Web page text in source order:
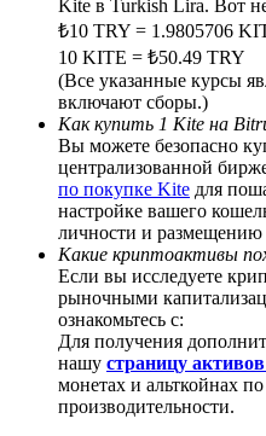
Deposit CASHCAT & Win
Share 500000 CASHCAT
Exclusive for BitMart
Register & Trade to Win
Precious Metals Trading
Kite в Turkish Lira. Вот
₺10 TRY = 1.9805706
10 KITE = ₺50.49 TRY
(Все указанные курсы
включают сборы.)
Как купить 1 Kite на
Вы можете безопасно
централизованной
по покупке Kite для
настройке вашего
личности и размещению
Какие криптоактивы
Если вы исследуете
рыночными
ознакомьтесь с:
Для получения
нашу страницу
монетах и альткойнах
производительности.